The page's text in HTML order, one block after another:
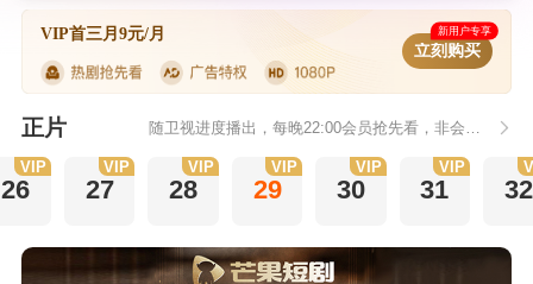
VIP首三月9元/月 新用户专享
立刻购买
正片 随卫视进度播出，每晚22:00会员抢先看，非会员次日更新
26
VIP
27
VIP
28
VIP
29
VIP
30
VIP
31
VIP
32